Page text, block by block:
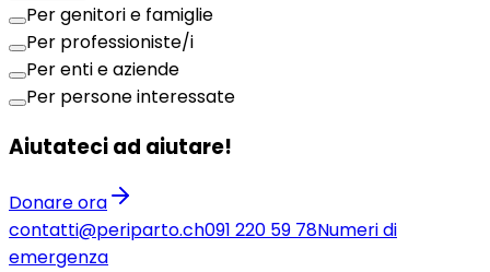
Per genitori e famiglie
Per professioniste/i
Per enti e aziende
Per persone interessate
Aiutateci ad aiutare!
Donare ora
contatti@periparto.ch091 220 59 78Numeri di
emergenza